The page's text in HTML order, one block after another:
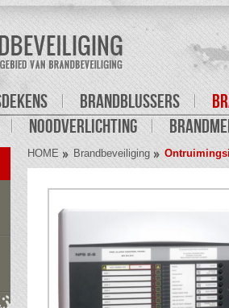
BRANDBLUSSERS
NOODVERLICHTING
HOME Brandbeveiliging